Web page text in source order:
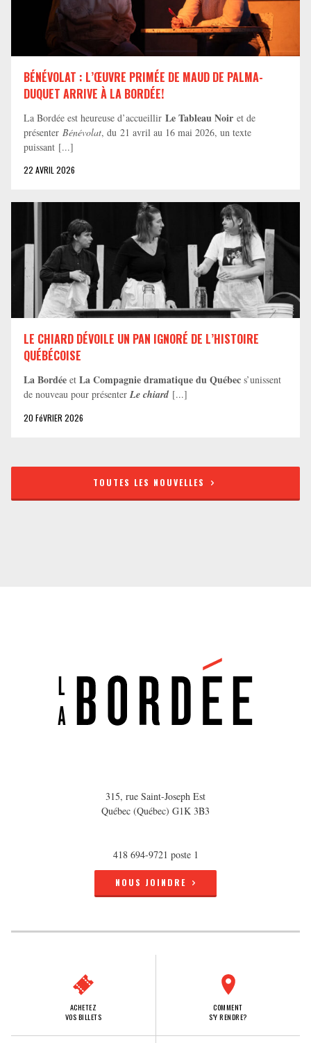
BÉNÉVOLAT : L’ŒUVRE PRIMÉE DE MAUD DE PALMA-
DUQUET ARRIVE À LA BORDÉE!
La Bordée est heureuse d’accueillir Le Tableau Noir et de
présenter Bénévolat, du 21 avril au 16 mai 2026, un texte
puissant [...]
22 AVRIL 2026
LE CHIARD DÉVOILE UN PAN IGNORÉ DE L’HISTOIRE
QUÉBÉCOISE
La Bordée et La Compagnie dramatique du Québec s’unissent
de nouveau pour présenter Le chiard [...]
20 FéVRIER 2026
TOUTES LES NOUVELLES
315, rue Saint-Joseph Est
Québec (Québec) G1K 3B3
418 694-9721 poste 1
NOUS JOINDRE
ACHETEZ
VOS BILLETS
COMMENT
S'Y RENDRE?